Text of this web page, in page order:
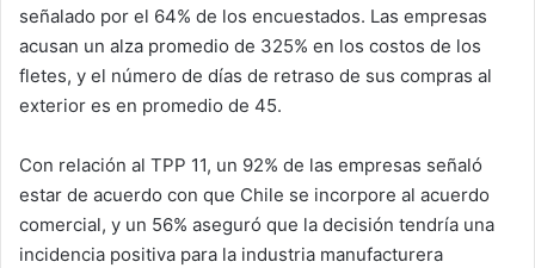
señalado por el 64% de los encuestados. Las empresas
acusan un alza promedio de 325% en los costos de los
fletes, y el número de días de retraso de sus compras al
exterior es en promedio de 45.
Con relación al TPP 11, un 92% de las empresas señaló
estar de acuerdo con que Chile se incorpore al acuerdo
comercial, y un 56% aseguró que la decisión tendría una
incidencia positiva para la industria manufacturera